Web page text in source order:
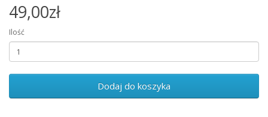
49,00zł
Ilość
Dodaj do koszyka